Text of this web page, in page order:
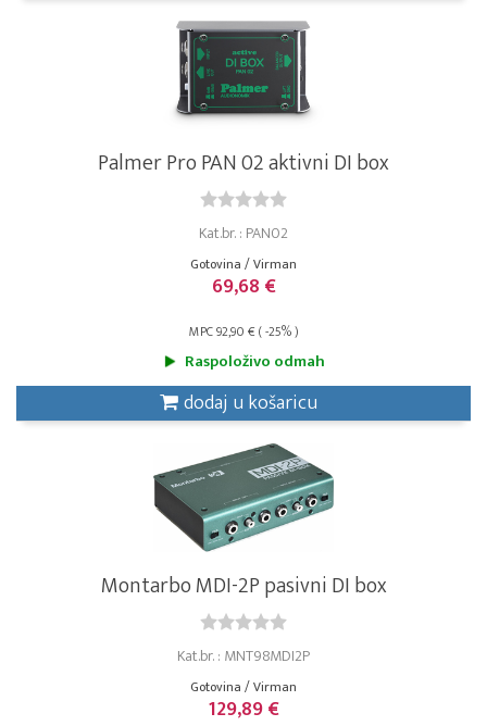
Palmer Pro PAN 02 aktivni DI box
Kat.br. : PAN02
Gotovina / Virman
69,68 €
MPC 92,90 € ( -25% )
Raspoloživo odmah
dodaj u košaricu
Montarbo MDI-2P pasivni DI box
Kat.br. : MNT98MDI2P
Gotovina / Virman
129,89 €